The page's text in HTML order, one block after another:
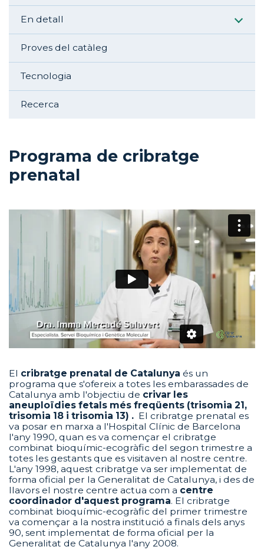
En detall
Proves del catàleg
Tecnologia
Recerca
Programa de cribratge
prenatal
El cribratge prenatal de Catalunya és un
programa que s'ofereix a totes les embarassades de
Catalunya amb l'objectiu de crivar les
aneuploïdies fetals més freqüents (trisomia 21,
trisomia 18 i trisomia 13) . El cribratge prenatal es
va posar en marxa a l'Hospital Clínic de Barcelona
l'any 1990, quan es va començar el cribratge
combinat bioquímic-ecogràfic del segon trimestre a
totes les gestants que es visitaven al nostre centre.
L'any 1998, aquest cribratge va ser implementat de
forma oficial per la Generalitat de Catalunya, i des de
llavors el nostre centre actua com a centre
coordinador d'aquest programa. El cribratge
combinat bioquímic-ecogràfic del primer trimestre
va començar a la nostra institució a finals dels anys
90, sent implementat de forma oficial per la
Generalitat de Catalunya l'any 2008.